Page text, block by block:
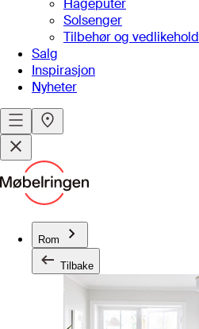
Hageputer
Solsenger
Tilbehør og vedlikehold
Salg
Inspirasjon
Nyheter
Rom
Tilbake